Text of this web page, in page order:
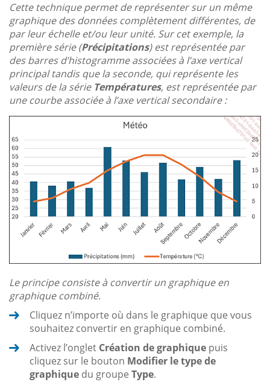
Cette technique permet de représenter sur un même
graphique des données complètement différentes, de
par leur échelle et/ou leur unité. Sur cet exemple, la
première série (Précipitations) est représentée par
des barres d’histogramme associées à l’axe vertical
principal tandis que la seconde, qui représente les
valeurs de la série Températures, est représentée par
une courbe associée à l’axe vertical secondaire :
Le principe consiste à convertir un graphique en
graphique combiné.
Cliquez n’importe où dans le graphique que vous
souhaitez convertir en graphique combiné.
Activez l’onglet Création de graphique puis
cliquez sur le bouton Modifier le type de
graphique du groupe Type.